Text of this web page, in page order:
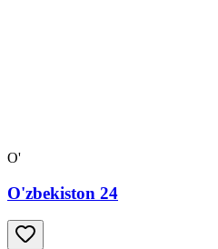
O'
O'zbekiston 24